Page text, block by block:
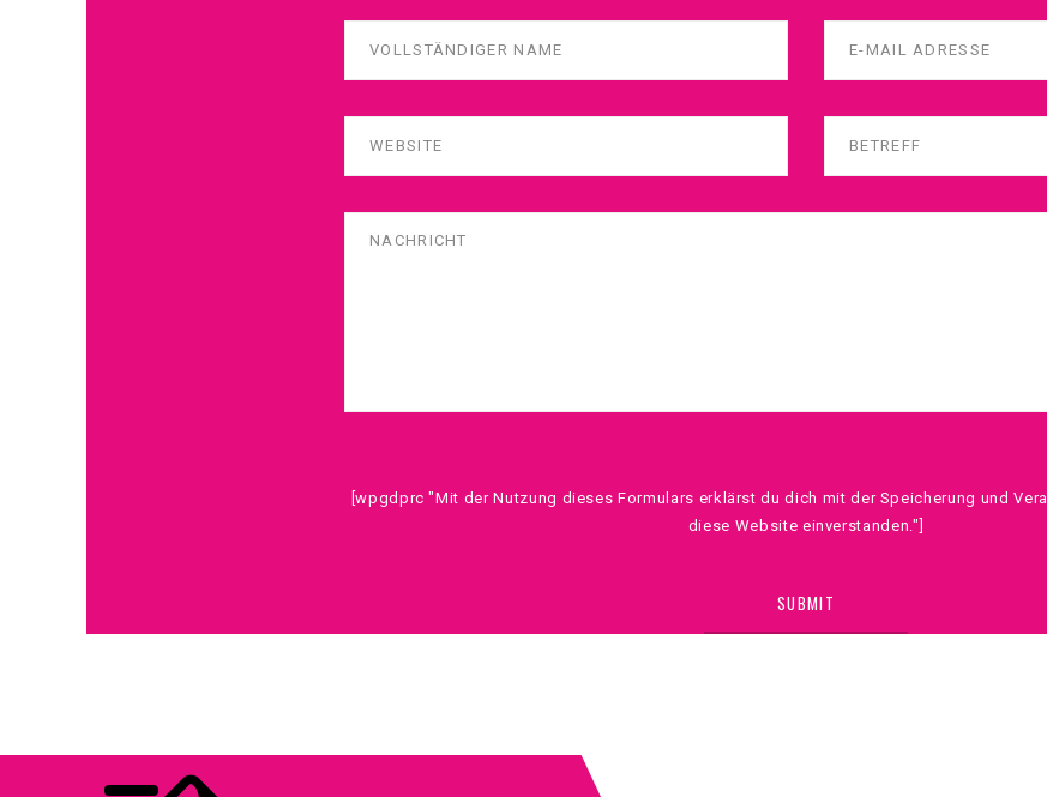
[wpgdprc "Mit der Nutzung dieses Formulars erklärst du dich mit der Speicherung und
diese Website einverstanden."]